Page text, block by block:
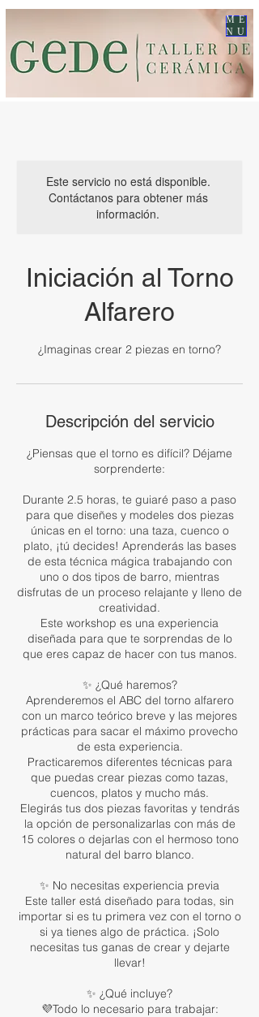
ME
NU
Este servicio no está disponible.
Contáctanos para obtener más
información.
Iniciación al Torno
Alfarero
¿Imaginas crear 2 piezas en torno?
Descripción del servicio
¿Piensas que el torno es difícil? Déjame
sorprenderte:
Durante 2.5 horas, te guiaré paso a paso
para que diseñes y modeles dos piezas
únicas en el torno: una taza, cuenco o
plato, ¡tú decides! Aprenderás las bases
de esta técnica mágica trabajando con
uno o dos tipos de barro, mientras
disfrutas de un proceso relajante y lleno de
creatividad.
Este workshop es una experiencia
diseñada para que te sorprendas de lo
que eres capaz de hacer con tus manos.
✨ ¿Qué haremos?
Aprenderemos el ABC del torno alfarero
con un marco teórico breve y las mejores
prácticas para sacar el máximo provecho
de esta experiencia.
Practicaremos diferentes técnicas para
que puedas crear piezas como tazas,
cuencos, platos y mucho más.
Elegirás tus dos piezas favoritas y tendrás
la opción de personalizarlas con más de
15 colores o dejarlas con el hermoso tono
natural del barro blanco.
✨ No necesitas experiencia previa
Este taller está diseñado para todas, sin
importar si es tu primera vez con el torno o
si ya tienes algo de práctica. ¡Solo
necesitas tus ganas de crear y dejarte
llevar!
✨ ¿Qué incluye?
💜Todo lo necesario para trabajar: